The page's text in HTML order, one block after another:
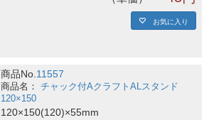
お気に入り
商品No. 11557
チャック付AクラフトALスタンド
120×150
120×150(120)×55mm